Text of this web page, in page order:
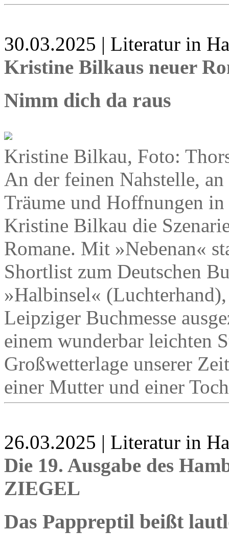
30.03.2025 | Literatur in
Kristine Bilkaus neuer
Nimm dich da raus
Kristine Bilkau, Foto:
An der feinen Nahstelle,
Träume und Hoffnungen
Kristine Bilkau die
Romane. Mit »Nebenan«
Shortlist zum Deutschen
»Halbinsel«
Leipziger Buchmesse
einem wunderbar leichten
Großwetterlage unserer
einer Mutter und einer
26.03.2025 | Literatur in
Die 19. Ausgabe des
ZIEGEL
Das Pappreptil beißt